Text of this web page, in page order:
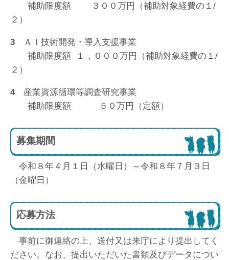
補助限度額 ３００万円（補助対象経費の１/
２）
3
ＡＩ技術開発・導入支援事業
補助限度額 １，０００万円（補助対象経費の１/
２）
4 産業資源循環等調査研究事業
補助限度額 ５０万円（定額）
募集期間
令和８年４月１日（水曜日）～令和８年７月３日
（金曜日）
応募方法
事前に御連絡の上、送付又は来庁により提出してく
ださい。なお、提出いただいた書類及びデータについ